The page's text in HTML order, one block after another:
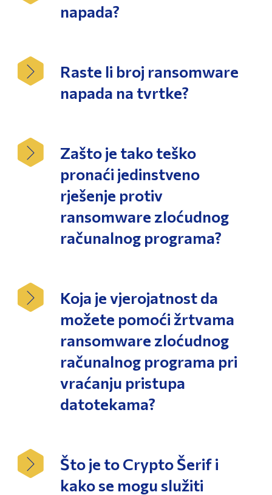
napada?
Raste li broj ransomware
napada na tvrtke?
Zašto je tako teško
pronaći jedinstveno
rješenje protiv
ransomware zloćudnog
računalnog programa?
Koja je vjerojatnost da
možete pomoći žrtvama
ransomware zloćudnog
računalnog programa pri
vraćanju pristupa
datotekama?
Što je to Crypto Šerif i
kako se mogu služiti